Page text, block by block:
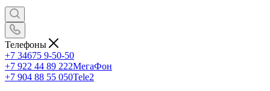
Телефоны
+7 34675 9-50-50
+7 922 44 89 222МегаФон
+7 904 88 55 050Tele2